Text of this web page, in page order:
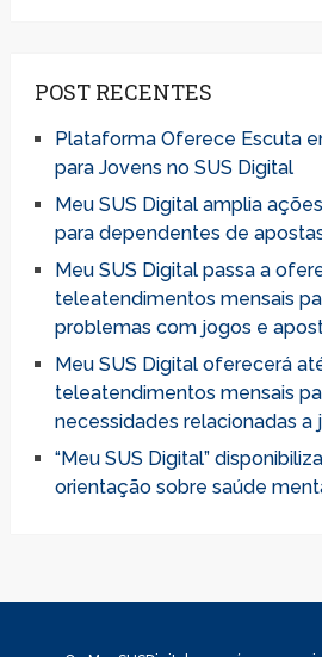
POST RECENTES
Plataforma Oferece Escuta
para Jovens no SUS Digital
Meu SUS Digital amplia
para dependentes de
Meu SUS Digital passa a
teleatendimentos mensais
problemas com jogos e
Meu SUS Digital oferecerá
teleatendimentos mensais
necessidades relacionadas a
“Meu SUS Digital”
orientação sobre saúde